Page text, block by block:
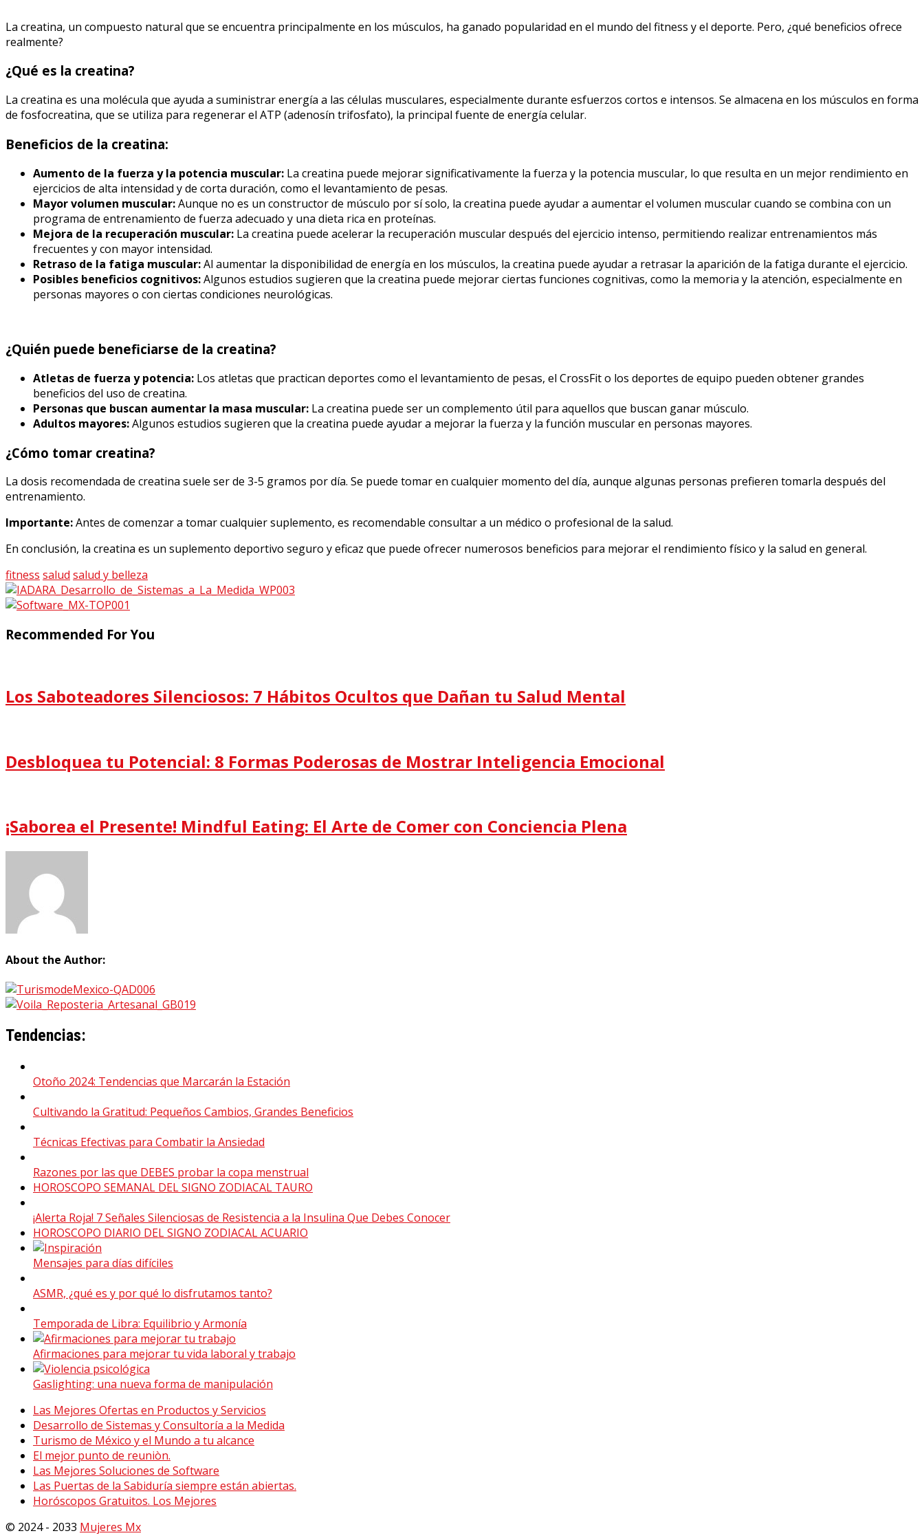
La creatina, un compuesto natural que se encuentra principalmente en los músculos, ha ganado popularidad en el mundo del fitness y el deporte. Pero, ¿qué beneficios ofrece
realmente?
¿Qué es la creatina?
La creatina es una molécula que ayuda a suministrar energía a las células musculares, especialmente durante esfuerzos cortos e intensos. Se almacena en los músculos en forma
de fosfocreatina, que se utiliza para regenerar el ATP (adenosín trifosfato), la principal fuente de energía celular.
Beneficios de la creatina:
Aumento de la fuerza y la potencia muscular: La creatina puede mejorar significativamente la fuerza y la potencia muscular, lo que resulta en un mejor rendimiento en
ejercicios de alta intensidad y de corta duración, como el levantamiento de pesas.
Mayor volumen muscular:Aunque no es un constructor de músculo por sí solo, la creatina puede ayudar a aumentar el volumen muscular cuando se combina con un
programa de entrenamiento de fuerza adecuado y una dieta rica en proteínas.
Mejora de la recuperación muscular: La creatina puede acelerar la recuperación muscular después del ejercicio intenso, permitiendo realizar entrenamientos más
frecuentes y con mayor intensidad.
Retraso de la fatiga muscular:Al aumentar la disponibilidad de energía en los músculos, la creatina puede ayudar a retrasar la aparición de la fatiga durante el ejercicio.
Posibles beneficios cognitivos:Algunos estudios sugieren que la creatina puede mejorar ciertas funciones cognitivas, como la memoria y la atención, especialmente en
personas mayores o con ciertas condiciones neurológicas.
¿Quién puede beneficiarse de la creatina?
Atletas de fuerza y potencia: Los atletas que practican deportes como el levantamiento de pesas, el CrossFit o los deportes de equipo pueden obtener grandes
beneficios del uso de creatina.
Personas que buscan aumentar la masa muscular: La creatina puede ser un complemento útil para aquellos que buscan ganar músculo.
Adultos mayores:Algunos estudios sugieren que la creatina puede ayudar a mejorar la fuerza y la función muscular en personas mayores.
¿Cómo tomar creatina?
La dosis recomendada de creatina suele ser de 3-5 gramos por día. Se puede tomar en cualquier momento del día, aunque algunas personas prefieren tomarla después del
entrenamiento.
Importante:Antes de comenzar a tomar cualquier suplemento, es recomendable consultar a un médico o profesional de la salud.
En conclusión, la creatina es un suplemento deportivo seguro y eficaz que puede ofrecer numerosos beneficios para mejorar el rendimiento físico y la salud en general.
fitness salud salud y belleza
Recommended For You
Los Saboteadores Silenciosos: 7 Hábitos Ocultos que Dañan tu Salud Mental
Desbloquea tu Potencial: 8 Formas Poderosas de Mostrar Inteligencia Emocional
¡Saborea el Presente! Mindful Eating: El Arte de Comer con Conciencia Plena
About the Author:
Tendencias:
Otoño 2024: Tendencias que Marcarán la Estación
Cultivando la Gratitud: Pequeños Cambios, Grandes Beneficios
Técnicas Efectivas para Combatir la Ansiedad
Razones por las que DEBES probar la copa menstrual
HOROSCOPO SEMANAL DEL SIGNO ZODIACAL TAURO
¡Alerta Roja! 7 Señales Silenciosas de Resistencia a la Insulina Que Debes Conocer
HOROSCOPO DIARIO DEL SIGNO ZODIACAL ACUARIO
Mensajes para días difíciles
ASMR, ¿qué es y por qué lo disfrutamos tanto?
Temporada de Libra: Equilibrio y Armonía
Afirmaciones para mejorar tu vida laboral y trabajo
Gaslighting: una nueva forma de manipulación
Las Mejores Ofertas en Productos y Servicios
Desarrollo de Sistemas y Consultoría a la Medida
Turismo de México y el Mundo a tu alcance
El mejor punto de reuniòn.
Las Mejores Soluciones de Software
Las Puertas de la Sabiduría siempre están abiertas.
Horóscopos Gratuitos. Los Mejores
© 2024 - 2033 Mujeres Mx